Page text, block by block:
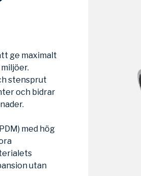
ge maximalt
stensprut
och bidrar
med hög
utan